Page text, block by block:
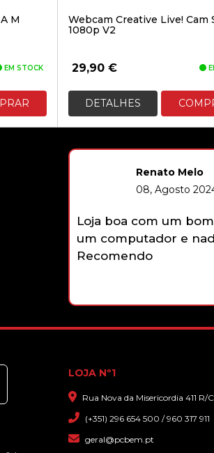
M
EM STOCK
Webcam Creative Live! Cam
1080p V2
29,90 €
DETALHES
Renato Melo
08, Agosto
Loja boa com um
um computador e
Recomendo
LOJA Nº1
Rua Nova da Misericordia 411 R/
(+351) 296 654 500 / 960 317 911
geral@pcbem.pt